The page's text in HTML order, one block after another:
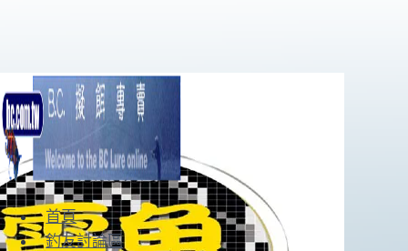
Skip
to
content
首頁
釣友討論區